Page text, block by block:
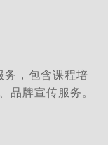
，包含课程培
品牌宣传服务。